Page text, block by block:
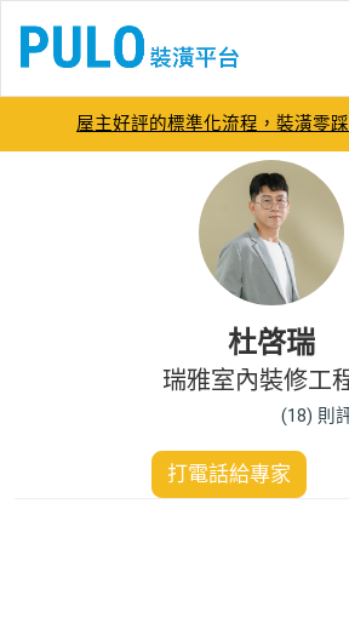
屋主好評的標準化流程，裝潢零
杜啓瑞
瑞雅室內裝修工
(18) 則
打電話給專家